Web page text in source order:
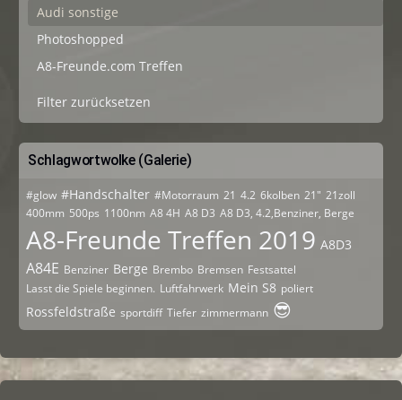
Audi sonstige
Photoshopped
A8-Freunde.com Treffen
Filter zurücksetzen
Schlagwortwolke (Galerie)
#glow #Handschalter #Motorraum 21 4.2 6kolben 21" 21zoll
400mm 500ps 1100nm A8 4H A8 D3 A8 D3, 4.2,Benziner, Berge
A8-Freunde Treffen 2019 A8D3
A84E Benziner Berge Brembo Bremsen Festsattel
Lasst die Spiele beginnen. Luftfahrwerk Mein S8 poliert
Rossfeldstraße sportdiff Tiefer zimmermann 😎